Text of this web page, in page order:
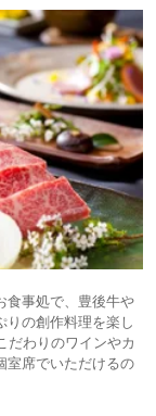
食事処で、豊後牛や
りの創作料理を楽し
だわりのワインやカ
室席でいただけるの